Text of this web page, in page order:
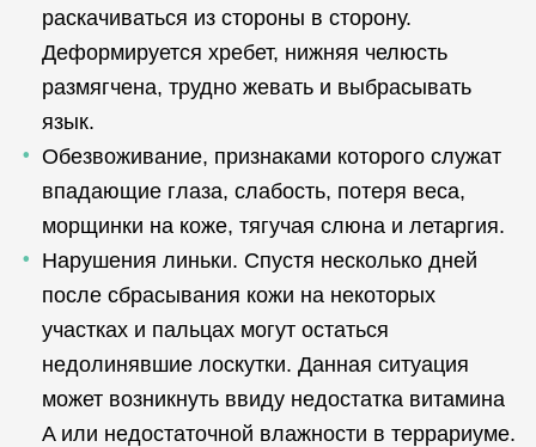
раскачиваться из стороны в сторону.
Деформируется хребет, нижняя челюсть
размягчена, трудно жевать и выбрасывать
язык.
Обезвоживание, признаками которого служат
впадающие глаза, слабость, потеря веса,
морщинки на коже, тягучая слюна и летаргия.
Нарушения линьки. Спустя несколько дней
после сбрасывания кожи на некоторых
участках и пальцах могут остаться
недолинявшие лоскутки. Данная ситуация
может возникнуть ввиду недостатка витамина
A или недостаточной влажности в террариуме.